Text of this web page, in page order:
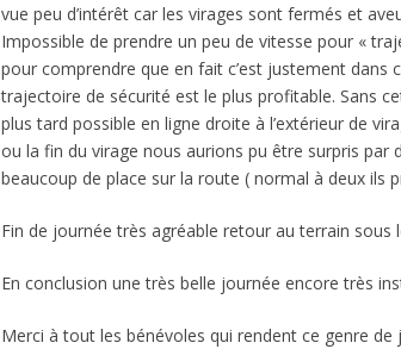
vue peu d’intérêt car les virages sont fermés et
Impossible de prendre un peu de vitesse pour «
pour comprendre que en fait c’est justement dans
trajectoire de sécurité est le plus profitable. Sans
plus tard possible en ligne droite à l’extérieur de
ou la fin du virage nous aurions pu être surpris par
beaucoup de place sur la route ( normal à deux ils
Fin de journée très agréable retour au terrain sous
En conclusion une très belle journée encore très
Merci à tout les bénévoles qui rendent ce genre de